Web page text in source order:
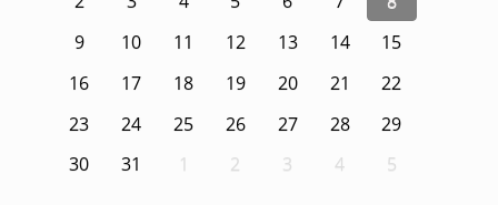
9
10 11 12 13 14
15
16
17 18 19 20 21
22
23
24 25 26 27 28
29
30
31 1 2 3 4 5